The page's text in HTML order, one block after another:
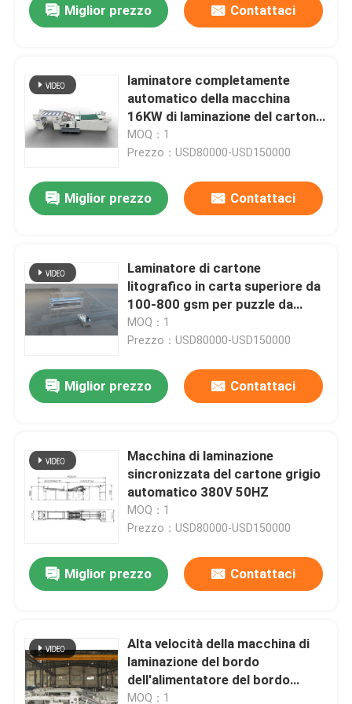
Prodotti
Su di noi
Miglior prezzo Contattaci
laminatore completamente
automatico della macchina
16KW di laminazione del cartone
di 1200*720mm
MOQ：1
Prezzo：USD80000-USD150000
Miglior prezzo Contattaci
Laminatore di cartone
litografico in carta superiore da
100-800 gsm per puzzle da
cartellino del prezzo
MOQ：1
Prezzo：USD80000-USD150000
Miglior prezzo Contattaci
Macchina di laminazione
sincronizzata del cartone grigio
automatico 380V 50HZ
MOQ：1
Prezzo：USD80000-USD150000
Miglior prezzo Contattaci
Alta velocità della macchina di
laminazione del bordo
dell'alimentatore del bordo
d'avanguardia di iso
MOQ：1